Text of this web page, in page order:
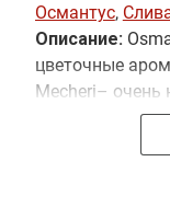
Османтус,
Описание:
цветочные
Mecheri–
напоминающий
звучащую, но